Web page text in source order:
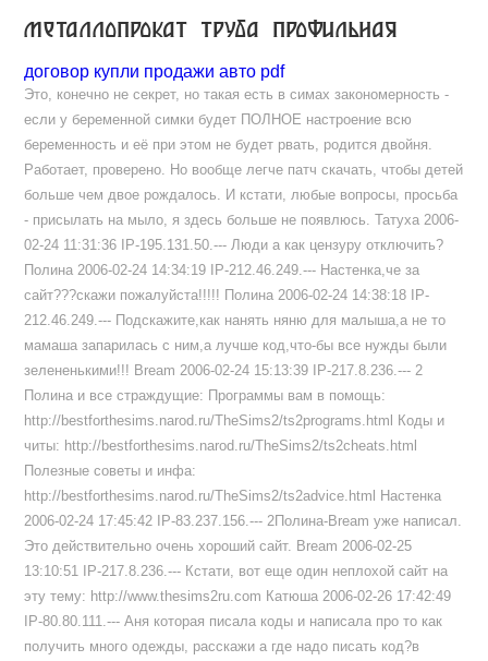
металлопрокат труба профильная
договор купли продажи авто pdf
Это, конечно не секрет, но такая есть в симах закономерность -
если у беременной симки будет ПОЛНОЕ настроение всю
беременность и её при этом не будет рвать, родится двойня.
Работает, проверено. Но вообще легче патч скачать, чтобы детей
больше чем двое рождалось. И кстати, любые вопросы, просьба
- присылать на мыло, я здесь больше не появлюсь. Татуха 2006-
02-24 11:31:36 IP-195.131.50.--- Люди а как цензуру отключить?
Полина 2006-02-24 14:34:19 IP-212.46.249.--- Настенка,че за
сайт???скажи пожалуйста!!!!! Полина 2006-02-24 14:38:18 IP-
212.46.249.--- Подскажите,как нанять няню для малыша,а не то
мамаша запарилась с ним,а лучше код,что-бы все нужды были
зелененькими!!! Bream 2006-02-24 15:13:39 IP-217.8.236.--- 2
Полина и все страждущие: Программы вам в помощь:
http://bestforthesims.narod.ru/TheSims2/ts2programs.html Коды и
читы: http://bestforthesims.narod.ru/TheSims2/ts2cheats.html
Полезные советы и инфа:
http://bestforthesims.narod.ru/TheSims2/ts2advice.html Настенка
2006-02-24 17:45:42 IP-83.237.156.--- 2Полина-Bream уже написал.
Это действительно очень хороший сайт. Bream 2006-02-25
13:10:51 IP-217.8.236.--- Кстати, вот еще один неплохой сайт на
эту тему: http://www.thesims2ru.com Катюша 2006-02-26 17:42:49
IP-80.80.111.--- Аня которая писала коды и написала про то как
получить много одежды, расскажи а где надо писать код?в